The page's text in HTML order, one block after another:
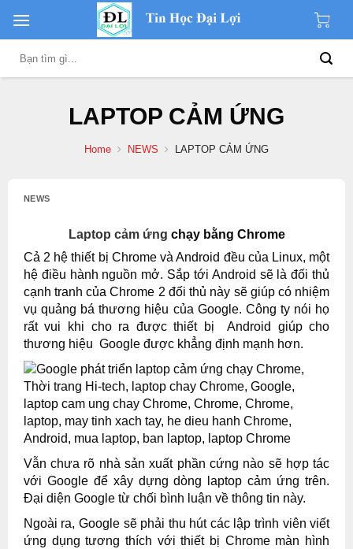
content
LAPTOP CẢM ỨNG
Home NEWS LAPTOP CẢM ỨNG
NEWS
Laptop cảm ứng chạy bằng Chrome
Cả 2 hệ thiết bị Chrome và Android đều của Linux, một
hệ điều hành nguồn mở. Sắp tới Android sẽ là đối thủ
cạnh tranh của Chrome 2 đối thủ này sẽ giúp có nhiệm
vụ quảng bá thương hiệu của Google. Công ty nói họ
rất vui khi cho ra được thiết bị Android giúp cho
thương hiệu Google được khẳng định mạnh hơn.
Vẫn chưa rõ nhà sản xuất phần cứng nào sẽ hợp tác
với Google để xây dựng dòng laptop cảm ứng trên.
Đại diện Google từ chối bình luận về thông tin này.
Ngoài ra, Google sẽ phải thu hút các lập trình viên viết
ứng dụng tương thích với thiết bị Chrome màn hình